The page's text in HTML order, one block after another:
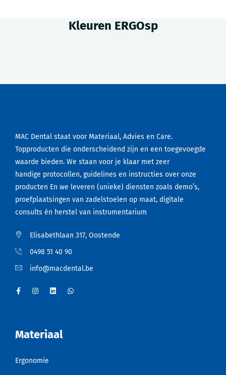
Kleuren ERGOsp
MAC Dental staat voor Materiaal, Advies en Care.
Topproducten die onderscheidend zijn en een toegevoegde
waarde bieden. We staan voor je klaar met zeer
handige protocollen, guidelines en instructies over onze
producten En we leveren (unieke) diensten zoals demo’s,
proefplaatsingen van zadelstoelen op maat, digitale
consults én herstel van instrumentarium
Elisabethlaan 317, Oostende
0498 51 40 90
info@macdental.be
Materiaal
Ergonomie